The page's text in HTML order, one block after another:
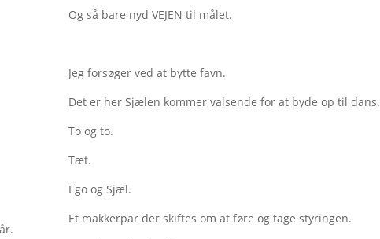
Og så bare nyd VEJEN til målet.
Jeg forsøger ved at bytte favn.
Det er her Sjælen kommer valsende for at byde op til dans.
To og to.
Tæt.
Ego og Sjæl.
Et makkerpar der skiftes om at føre og tage styringen.